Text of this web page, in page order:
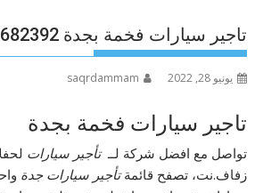
تاجير سيارات فخمة بجدة 0020540682392
يونيو 28, 2022 saqrdammam
تاجير سيارات فخمة بجدة
تواصل مع افضل شركة لــتأجير سيارات
زفاف.نت، تصفح قائمةتأجير سيارات جدة